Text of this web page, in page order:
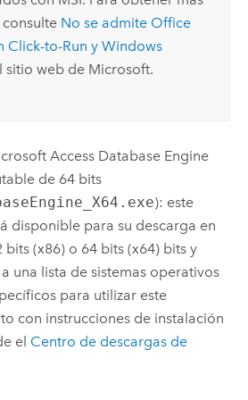
No se admite Office
Click-to-Run y Windows
sitio web de Microsoft.
Access Database Engine
de 64 bits
): este
disponible para su descarga en
bits (x86) o 64 bits (x64) bits y
una lista de sistemas operativos
para utilizar este
con instrucciones de instalación
el Centro de descargas de